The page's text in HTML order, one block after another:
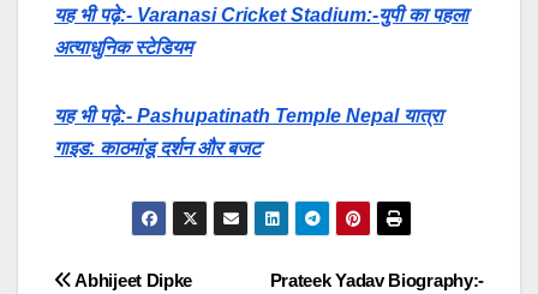
यह भी पढ़े:- Varanasi Cricket Stadium:-युपी का पहला
अत्याधुनिक स्टेडियम
यह भी पढ़े:- Pashupatinath Temple Nepal यात्रा
गाइड: काठमांडू दर्शन और बजट
Prateek Yadav Biography:-
Abhijeet Dipke